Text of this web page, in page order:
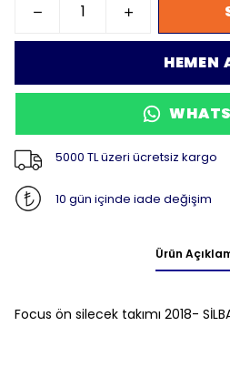
HEMEN
5000 TL üzeri ücretsiz kargo
10 gün içinde iade değişim
Ürün
Focus ön silecek takımı 2018-